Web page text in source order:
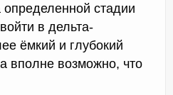
определенной стадии
в дельта-
ёмкий и глубокий
вполне возможно, что